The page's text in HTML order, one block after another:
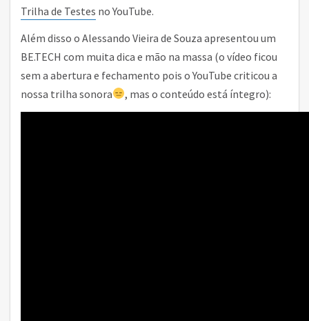
Trilha de Testes no YouTube.
Além disso o Alessando Vieira de Souza apresentou um
BE.TECH com muita dica e mão na massa (o vídeo ficou
sem a abertura e fechamento pois o YouTube criticou a
nossa trilha sonora
, mas o conteúdo está íntegro):